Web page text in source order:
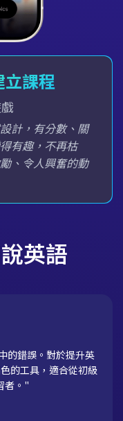
課程
計，有分數、關
有趣，不再枯
、令人興奮的動
英語
的錯誤。對於提升英
的工具，適合從初級
者。"